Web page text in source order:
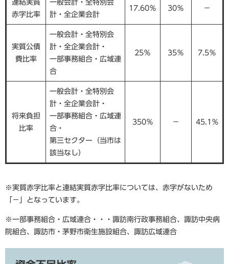
連結実質
赤字比率
一般会計・全特別会
計・全企業会計
17.60％ 30％ －
実質公債
費比率
一般会計・全特別会
計・全企業会計・
一部事務組合・広域連
合
25％ 35％ 7.5％
将来負担
比率
一般会計・全特別会
計・全企業会計・
一部事務組合・広域連
合・
第三セクター（当市は
該当なし）
350％ － 45.1％
※実質赤字比率と連結実質赤字比率については、赤字がないため
「－」となっています。
※一部事務組合・広域連合・・・諏訪南行政事務組合、諏訪中央病
院組合、諏訪市・茅野市衛生施設組合、諏訪広域連合